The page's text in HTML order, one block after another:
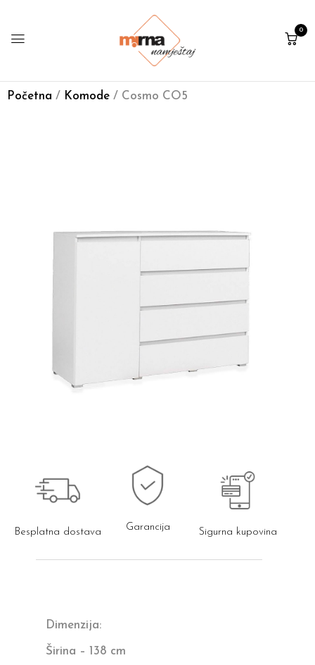
0
Početna / Komode / Cosmo CO5
Besplatna dostava Garancija Sigurna kupovina
Dimenzija:
Širina – 138 cm